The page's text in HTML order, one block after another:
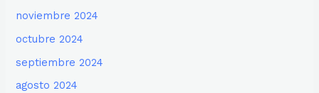
noviembre 2024
octubre 2024
septiembre 2024
agosto 2024